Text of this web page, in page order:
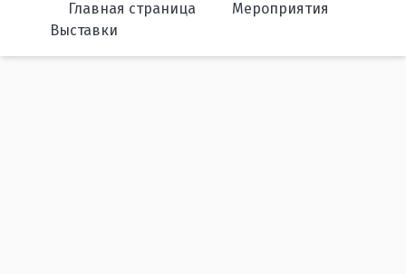
Главная страница
Мероприятия
Выставки